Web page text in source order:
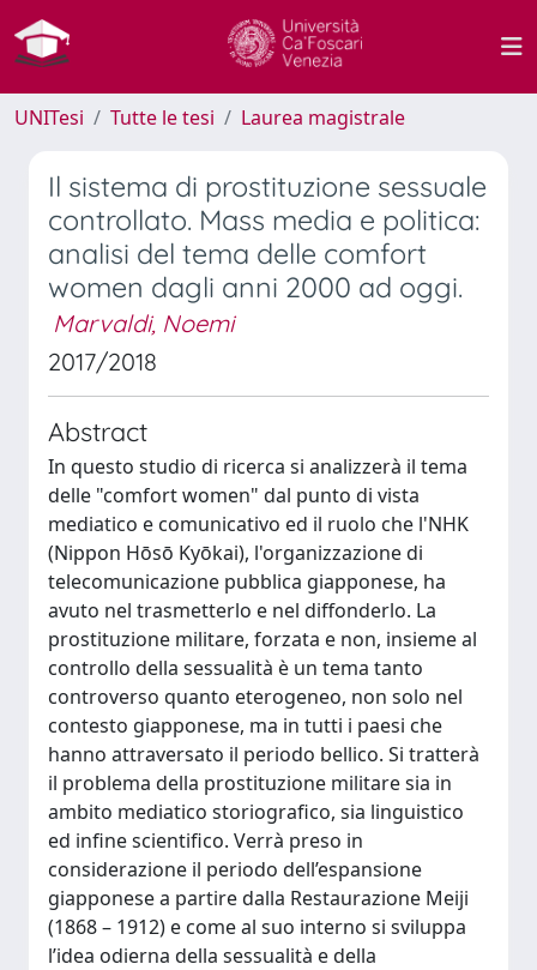
UNITesi Tutte le tesi Laurea magistrale
Il sistema di prostituzione sessuale
controllato. Mass media e politica:
analisi del tema delle comfort
women dagli anni 2000 ad oggi.
Marvaldi, Noemi
2017/2018
Abstract
In questo studio di ricerca si analizzerà il tema
delle "comfort women" dal punto di vista
mediatico e comunicativo ed il ruolo che l'NHK
(Nippon Hōsō Kyōkai), l'organizzazione di
telecomunicazione pubblica giapponese, ha
avuto nel trasmetterlo e nel diffonderlo. La
prostituzione militare, forzata e non, insieme al
controllo della sessualità è un tema tanto
controverso quanto eterogeneo, non solo nel
contesto giapponese, ma in tutti i paesi che
hanno attraversato il periodo bellico. Si tratterà
il problema della prostituzione militare sia in
ambito mediatico storiografico, sia linguistico
ed infine scientifico. Verrà preso in
considerazione il periodo dell’espansione
giapponese a partire dalla Restaurazione Meiji
(1868 – 1912) e come al suo interno si sviluppa
l’idea odierna della sessualità e della